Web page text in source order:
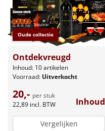
Oude collectie
Ontdekvreugd
Inhoud: 10 artikelen
Voorraad: Uitverkocht
20,- per stuk
22,89 incl. BTW Inhoud
Vergelijken